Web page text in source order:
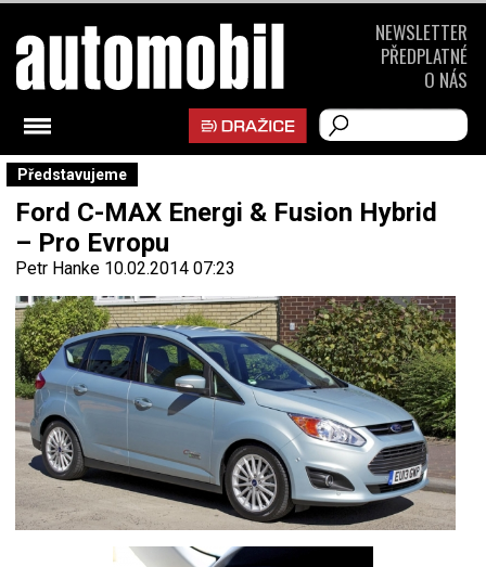
Představujeme
Ford C-MAX Energi & Fusion Hybrid
– Pro Evropu
Petr Hanke 10.02.2014 07:23
NEWSLETTER
PŘEDPLATNÉ
O NÁS